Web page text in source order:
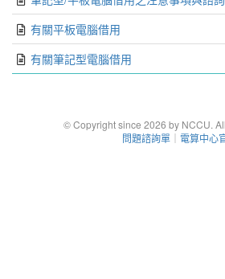
有關平板電腦借用
有關筆記型電腦借用
© Copyright since 2026 by NCCU.
問題諮詢單 ｜ 電算中心